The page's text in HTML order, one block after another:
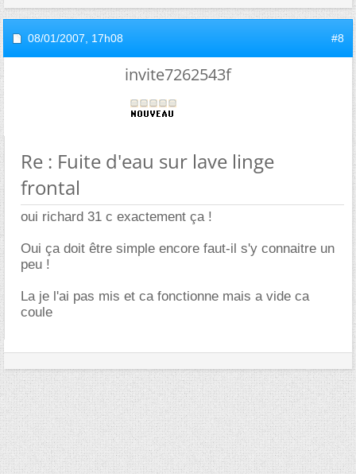
08/01/2007, 17h08 #8
invite7262543f
Re : Fuite d'eau sur lave linge
frontal
oui richard 31 c exactement ça !
Oui ça doit être simple encore faut-il s'y connaitre un
peu !
La je l'ai pas mis et ca fonctionne mais a vide ca
coule